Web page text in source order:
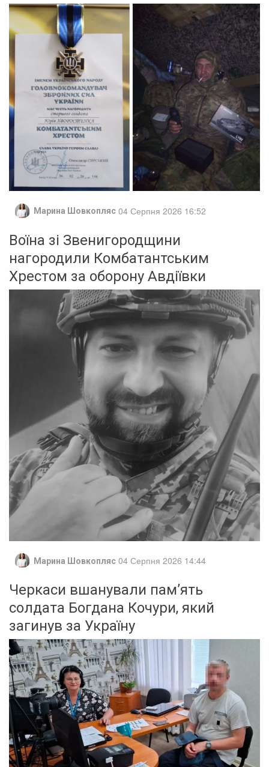
Марина Шовкопляс 04 Серпня 2026 16:52
Воїна зі Звенигородщини
нагородили Комбатантським
Хрестом за оборону Авдіївки
Марина Шовкопляс 04 Серпня 2026 14:44
Черкаси вшанували пам’ять
солдата Богдана Кочури, який
загинув за Україну